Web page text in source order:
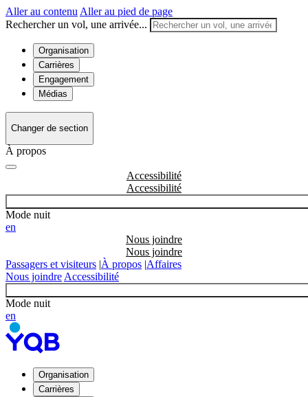
Aller au contenu Aller au pied de page
Rechercher un vol, une arrivée...
Organisation
Carrières
Engagement
Médias
Changer de section
À propos
Accessibilité
Mode nuit
en
Nous joindre
Passagers et visiteurs |À propos |Affaires
Nous joindre Accessibilité
Mode nuit
en
Organisation
Carrières